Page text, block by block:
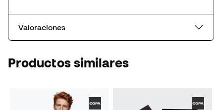
Valoraciones
Productos similares